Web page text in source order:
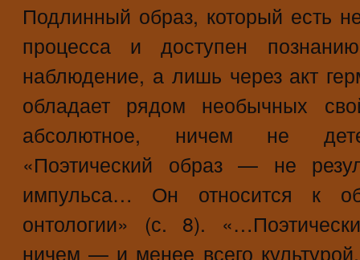
Подлинный образ, который есть
процесса и доступен
наблюдение, а лишь через акт
обладает рядом необычных
абсолютное, ничем не
«Поэтический образ — не
импульса… Он относится к
онтологии» (с. 8).
ничем — и менее всего